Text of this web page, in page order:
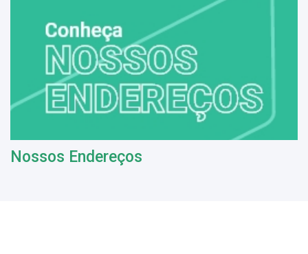
Nossos Endereços